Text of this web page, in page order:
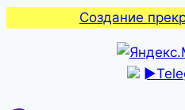
Создание